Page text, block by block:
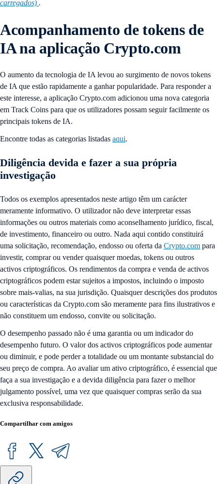
carregados) .
Acompanhamento de tokens de
IA na aplicação Crypto.com
O aumento da tecnologia de IA levou ao surgimento de novos tokens
de IA que estão rapidamente a ganhar popularidade. Para responder a
este interesse, a aplicação Crypto.com adicionou uma nova categoria
em Track Coins para que os utilizadores possam seguir facilmente os
principais tokens de IA.
Encontre todas as categorias listadas aqui.
Diligência devida e fazer a sua própria
investigação
Todos os exemplos apresentados neste artigo têm um carácter
meramente informativo. O utilizador não deve interpretar essas
informações ou outros materiais como aconselhamento jurídico, fiscal,
de investimento, financeiro ou outro. Nada aqui contido constituirá
uma solicitação, recomendação, endosso ou oferta da Crypto.com para
investir, comprar ou vender quaisquer moedas, tokens ou outros
activos criptográficos. Os rendimentos da compra e venda de activos
criptográficos podem estar sujeitos a impostos, incluindo o imposto
sobre mais-valias, na sua jurisdição. Quaisquer descrições dos produtos
ou características da Crypto.com são meramente para fins ilustrativos e
não constituem um endosso, convite ou solicitação.
O desempenho passado não é uma garantia ou um indicador do
desempenho futuro. O valor dos activos criptográficos pode aumentar
ou diminuir, e pode perder a totalidade ou um montante substancial do
seu preço de compra. Ao avaliar um ativo criptográfico, é essencial que
faça a sua investigação e a devida diligência para fazer o melhor
julgamento possível, uma vez que quaisquer compras serão da sua
exclusiva responsabilidade.
Compartilhar com amigos